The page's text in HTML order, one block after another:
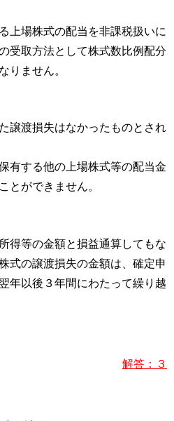
上場株式の配当を非課税扱いに
受取方法として株式数比例配分
りません。
譲渡損失はなかったものとされ
有する他の上場株式等の配当金
とができません。
得等の金額と損益通算してもな
式の譲渡損失の金額は、確定申
年以後３年間にわたって繰り越
解答：３